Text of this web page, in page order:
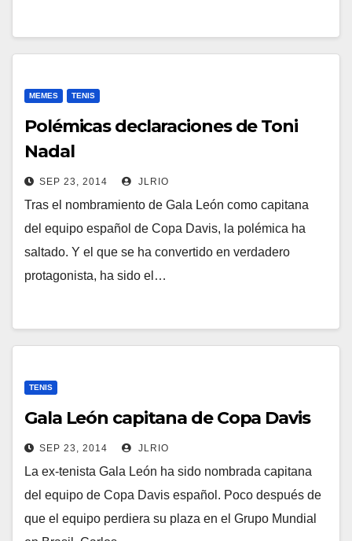
MEMES TENIS
Polémicas declaraciones de Toni
Nadal
SEP 23, 2014 JLRIO
Tras el nombramiento de Gala León como capitana
del equipo español de Copa Davis, la polémica ha
saltado. Y el que se ha convertido en verdadero
protagonista, ha sido el…
TENIS
Gala León capitana de Copa Davis
SEP 23, 2014 JLRIO
La ex-tenista Gala León ha sido nombrada capitana
del equipo de Copa Davis español. Poco después de
que el equipo perdiera su plaza en el Grupo Mundial